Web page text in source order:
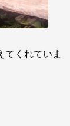
てくれていま